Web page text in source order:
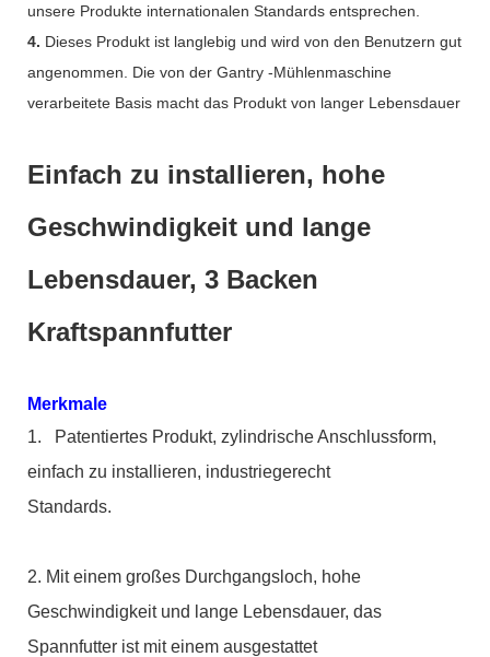
unsere Produkte internationalen Standards entsprechen.
4. Dieses Produkt ist langlebig und wird von den Benutzern gut
angenommen. Die von der Gantry -Mühlenmaschine
verarbeitete Basis macht das Produkt von langer Lebensdauer
Einfach zu installieren, hohe
Geschwindigkeit und lange
Lebensdauer, 3 Backen
Kraftspannfutter
Merkmale
1.
Patentiertes Produkt, zylindrische Anschlussform,
einfach zu installieren, industriegerecht
Standards.
2. Mit einem großes Durchgangsloch, hohe
Geschwindigkeit und lange Lebensdauer, das
Spannfutter ist mit einem ausgestattet